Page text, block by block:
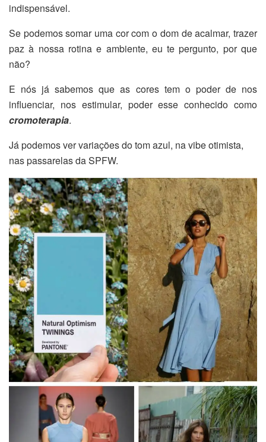
indispensável.
Se podemos somar uma cor com o dom de acalmar, trazer
paz à nossa rotina e ambiente, eu te pergunto, por que
não?
E nós já sabemos que as cores tem o poder de nos
influenciar, nos estimular, poder esse conhecido como
cromoterapia.
Já podemos ver variações do tom azul, na vibe otimista,
nas passarelas da SPFW.